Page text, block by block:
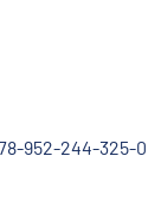
952-244-325-0